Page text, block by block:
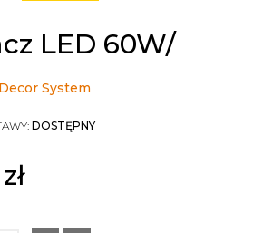
LED 60W/
Decor System
DOSTĘPNY
zł